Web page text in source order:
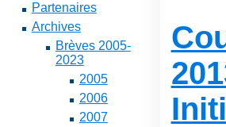
Partenaires
Archives
Brèves 2005-
2023
2005
2006
2007